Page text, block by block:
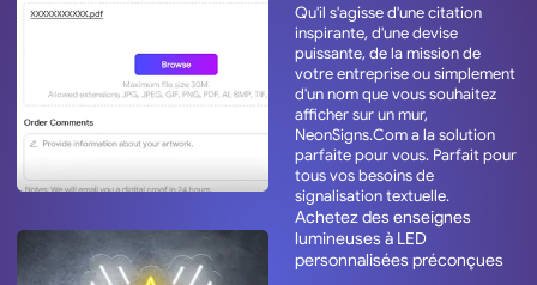
Qu'il s'agisse d'une citation
inspirante, d'une devise
puissante, de la mission de
votre entreprise ou simplement
d'un nom que vous souhaitez
afficher sur un mur,
NeonSigns.Com a la solution
parfaite pour vous. Parfait pour
tous vos besoins de
signalisation textuelle.
Achetez des enseignes
lumineuses à LED
personnalisées préconçues